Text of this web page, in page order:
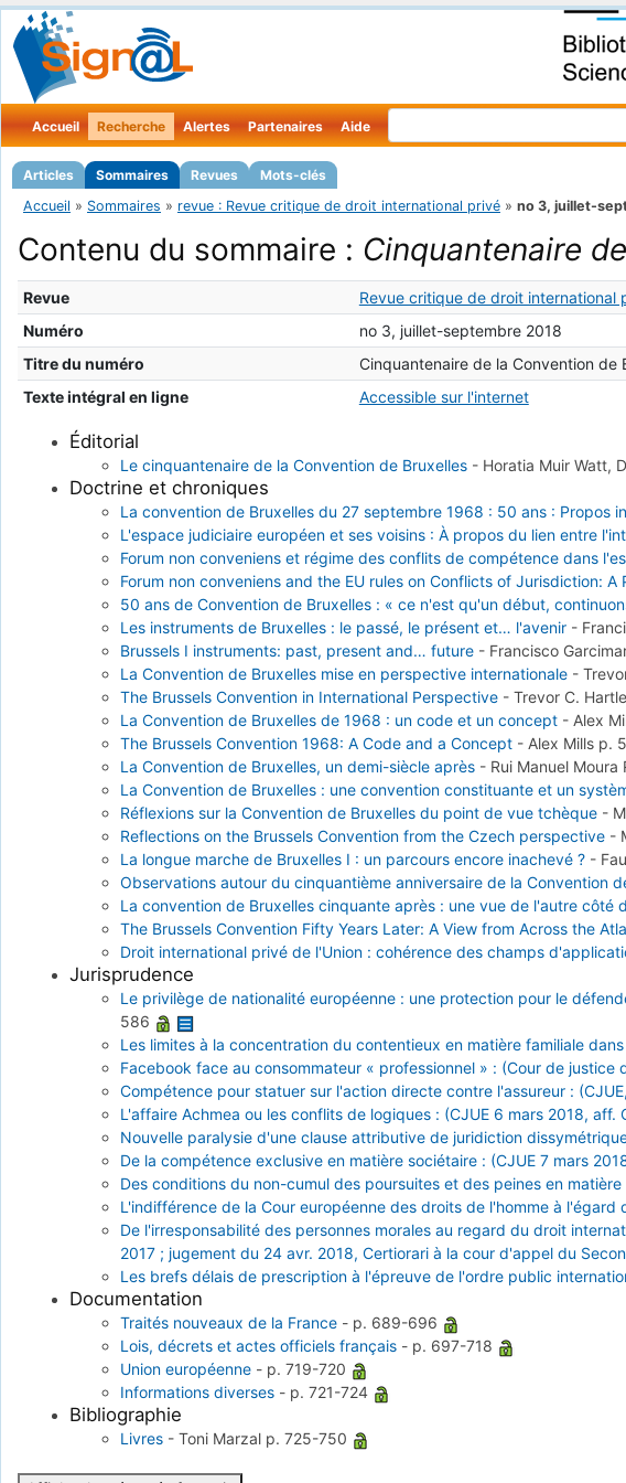
Accueil Recherche
Articles Sommaires Revues Mots-clés
Alertes Partenaires Aide
Accueil » Sommaires » revue : Revue critique de droit international privé » no 3, juillet-
Contenu du sommaire : Cinquantenaire
Revue
Revue critique de droit international
Numéro
no 3, juillet-septembre 2018
Titre du numéro
Cinquantenaire de la Convention
Texte intégral en ligne
Accessible sur l'internet
Éditorial
Le cinquantenaire de la Convention de Bruxelles - Horatia Muir Watt,
Doctrine et chroniques
La convention de Bruxelles du 27 septembre 1968 : 50 ans : Propos
L'espace judiciaire européen et ses voisins : À propos du lien entre
Forum non conveniens et régime des conflits de compétence dans
Forum non conveniens and the EU rules on Conflicts of Jurisdiction: A
50 ans de Convention de Bruxelles : « ce n'est qu'un début,
Les instruments de Bruxelles : le passé, le présent et… l'avenir -
Brussels I instruments: past, present and… future - Francisco
La Convention de Bruxelles mise en perspective internationale -
The Brussels Convention in International Perspective -Trevor C.
La Convention de Bruxelles de 1968 : un code et un concept -Alex
The Brussels Convention 1968: A Code and a Concept -Alex Mills p.
La Convention de Bruxelles, un demi-siècle après - Rui Manuel Moura
La Convention de Bruxelles : une convention constituante et un
Réflexions sur la Convention de Bruxelles du point de vue tchèque -
Reflections on the Brussels Convention from the Czech perspective -
La longue marche de Bruxelles I : un parcours encore inachevé ? -
Observations autour du cinquantième anniversaire de la Convention
La convention de Bruxelles cinquante après : une vue de l'autre côté
The Brussels Convention Fifty Years Later: A View from Across the
Droit international privé de l'Union : cohérence des champs
Jurisprudence
Le privilège de nationalité européenne : une protection pour le
586
Les limites à la concentration du contentieux en matière familiale
Facebook face au consommateur « professionnel » : (Cour de
Compétence pour statuer sur l'action directe contre l'assureur :
L'affaire Achmea ou les conflits de logiques : (CJUE 6 mars 2018, aff.
Nouvelle paralysie d'une clause attributive de juridiction
De la compétence exclusive en matière sociétaire : (CJUE 7 mars
Des conditions du non-cumul des poursuites et des peines en
L'indifférence de la Cour européenne des droits de l'homme à
De l'irresponsabilité des personnes morales au regard du droit
2017 ; jugement du 24 avr. 2018, Certiorari à la cour d'appel du
Les brefs délais de prescription à l'épreuve de l'ordre public
Documentation
Traités nouveaux de la France - p. 689-696
Lois, décrets et actes officiels français - p. 697-718
Union européenne - p. 719-720
Informations diverses - p. 721-724
Bibliographie
Livres -Toni Marzal p. 725-750